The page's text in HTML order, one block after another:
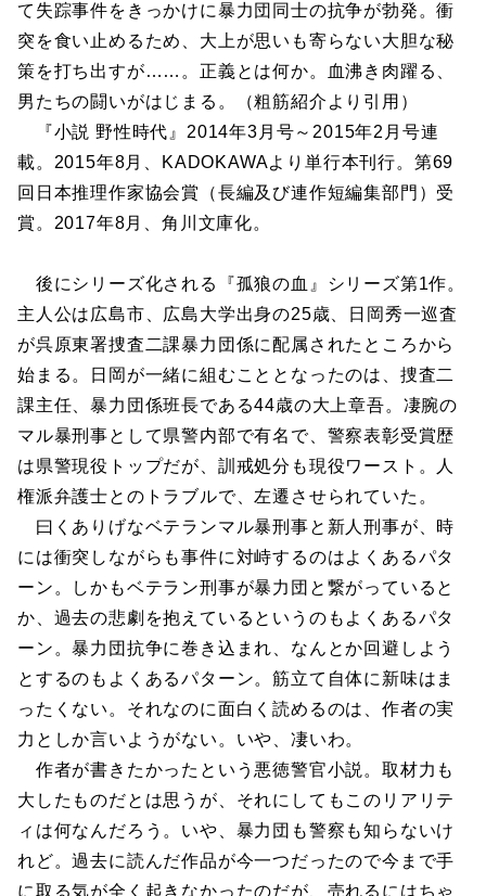
て失踪事件をきっかけに暴力団同士の抗争が勃発。衝
突を食い止めるため、大上が思いも寄らない大胆な秘
策を打ち出すが……。正義とは何か。血沸き肉躍る、
男たちの闘いがはじまる。（粗筋紹介より引用）
『小説 野性時代』2014年3月号～2015年2月号連
載。2015年8月、KADOKAWAより単行本刊行。第69
回日本推理作家協会賞（長編及び連作短編集部門）受
賞。2017年8月、角川文庫化。
後にシリーズ化される『孤狼の血』シリーズ第1作。
主人公は広島市、広島大学出身の25歳、日岡秀一巡査
が呉原東署捜査二課暴力団係に配属されたところから
始まる。日岡が一緒に組むこととなったのは、捜査二
課主任、暴力団係班長である44歳の大上章吾。凄腕の
マル暴刑事として県警内部で有名で、警察表彰受賞歴
は県警現役トップだが、訓戒処分も現役ワースト。人
権派弁護士とのトラブルで、左遷させられていた。
曰くありげなベテランマル暴刑事と新人刑事が、時
には衝突しながらも事件に対峙するのはよくあるパタ
ーン。しかもベテラン刑事が暴力団と繋がっていると
か、過去の悲劇を抱えているというのもよくあるパタ
ーン。暴力団抗争に巻き込まれ、なんとか回避しよう
とするのもよくあるパターン。筋立て自体に新味はま
ったくない。それなのに面白く読めるのは、作者の実
力としか言いようがない。いや、凄いわ。
作者が書きたかったという悪徳警官小説。取材力も
大したものだとは思うが、それにしてもこのリアリテ
ィは何なんだろう。いや、暴力団も警察も知らないけ
れど。過去に読んだ作品が今一つだったので今まで手
に取る気が全く起きなかったのだが、売れるにはちゃ